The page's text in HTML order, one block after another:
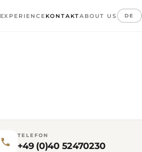
EXPERIENCE KONTAKTABOUT US DE
TELEFON
+49 (0)40 52470230